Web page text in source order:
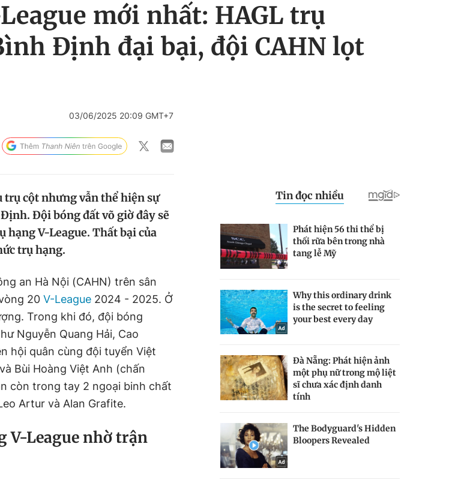
mới nhất: HAGL trụ
Định đại bại, đội CAHN lọt
03/06/2025 20:09 GMT+7
trụ cột nhưng vẫn thể hiện sự
Đội bóng đất võ giờ đây sẽ
hạng V-League. Thất bại của
trụ hạng.
an Hà Nội (CAHN) trên sân
20 V-League 2024 - 2025. Ở
Trong khi đó, đội bóng
Nguyễn Quang Hải, Cao
hội quân cùng đội tuyển Việt
Bùi Hoàng Việt Anh (chấn
còn trong tay 2 ngoại binh chất
Artur và Alan Grafite.
V-League nhờ trận